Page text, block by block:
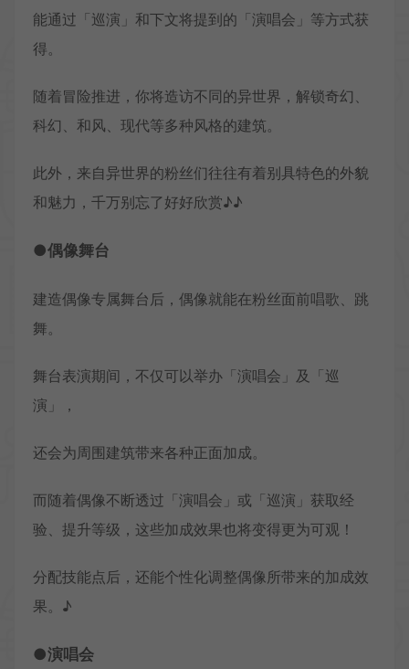
能通过「巡演」和下文将提到的「演唱会」等方式获
得。
随着冒险推进，你将造访不同的异世界，解锁奇幻、
科幻、和风、现代等多种风格的建筑。
此外，来自异世界的粉丝们往往有着别具特色的外貌
和魅力，千万别忘了好好欣赏♪♪
●偶像舞台
建造偶像专属舞台后，偶像就能在粉丝面前唱歌、跳
舞。
舞台表演期间，不仅可以举办「演唱会」及「巡
演」，
还会为周围建筑带来各种正面加成。
而随着偶像不断透过「演唱会」或「巡演」获取经
验、提升等级，这些加成效果也将变得更为可观！
分配技能点后，还能个性化调整偶像所带来的加成效
果。♪
●演唱会